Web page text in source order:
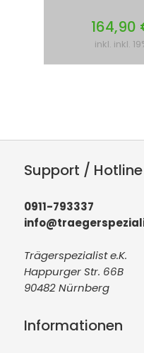
164,90
inkl. inkl.
Support / Hotline
0911-793337
Trägerspezialist e.K.
Happurger Str. 66B
90482 Nürnberg
Informationen